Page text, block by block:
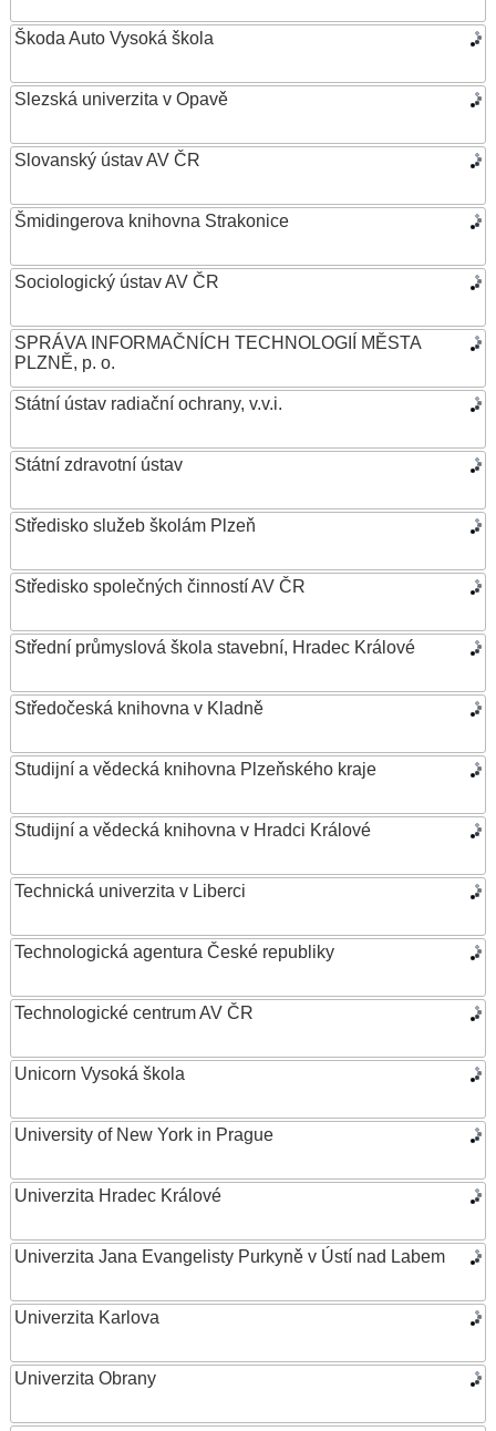
Škoda Auto Vysoká škola
Slezská univerzita v Opavě
Slovanský ústav AV ČR
Šmidingerova knihovna Strakonice
Sociologický ústav AV ČR
SPRÁVA INFORMAČNÍCH TECHNOLOGIÍ MĚSTA
PLZNĚ, p. o.
Státní ústav radiační ochrany, v.v.i.
Státní zdravotní ústav
Středisko služeb školám Plzeň
Středisko společných činností AV ČR
Střední průmyslová škola stavební, Hradec Králové
Středočeská knihovna v Kladně
Studijní a vědecká knihovna Plzeňského kraje
Studijní a vědecká knihovna v Hradci Králové
Technická univerzita v Liberci
Technologická agentura České republiky
Technologické centrum AV ČR
Unicorn Vysoká škola
University of New York in Prague
Univerzita Hradec Králové
Univerzita Jana Evangelisty Purkyně v Ústí nad Labem
Univerzita Karlova
Univerzita Obrany